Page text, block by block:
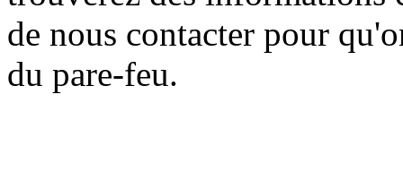
de nous contacter pour
du pare-feu.